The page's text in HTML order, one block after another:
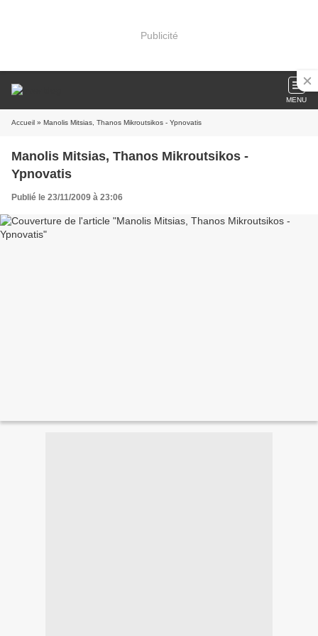
Publicité
MENU
Accueil » Manolis Mitsias, Thanos Mikroutsikos - Ypnovatis
Manolis Mitsias, Thanos Mikroutsikos -
Ypnovatis
Publié le 23/11/2009 à 23:06